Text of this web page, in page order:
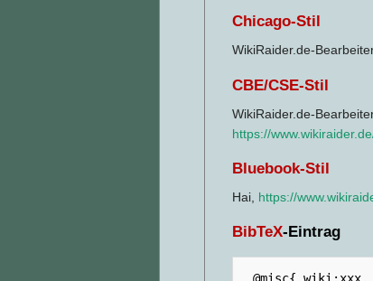
Chicago-Stil
WikiRaider.de-
CBE/CSE-Stil
WikiRaider.de-
https://
Bluebook-Stil
Hai, https://
BibTeX-Eintrag